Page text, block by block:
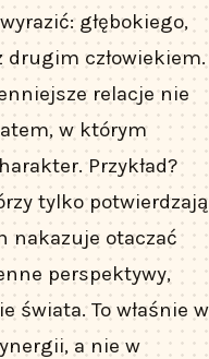
głębokiego,
człowiekiem.
relacje nie
w którym
Przykład?
tylko potwierdzają
nakazuje otaczać
perspektywy,
świata. To właśnie w
a nie w